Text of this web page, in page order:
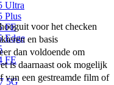
Ultra
Plus
FE
Edge
FE
5G
voor het checken
en basis
dan voldoende om
is daarnaast ook mogelijk
van een gestreamde film of